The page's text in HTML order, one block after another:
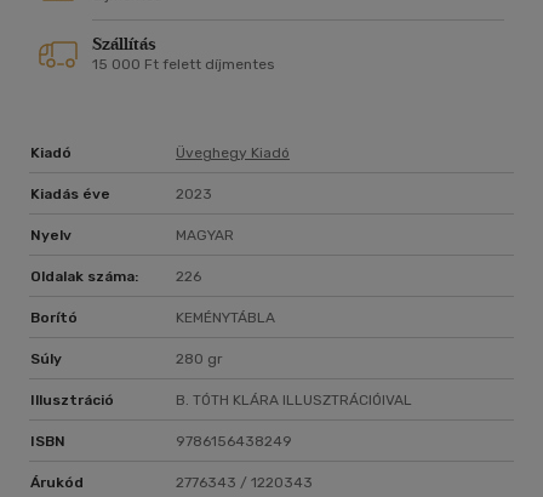
Szállítás
15 000 Ft felett díjmentes
Kiadó Üveghegy Kiadó
Kiadás éve 2023
Nyelv MAGYAR
Oldalak száma: 226
Borító KEMÉNYTÁBLA
Súly 280 gr
Illusztráció B. TÓTH KLÁRA ILLUSZTRÁCIÓIVAL
ISBN 9786156438249
Árukód 2776343 / 1220343